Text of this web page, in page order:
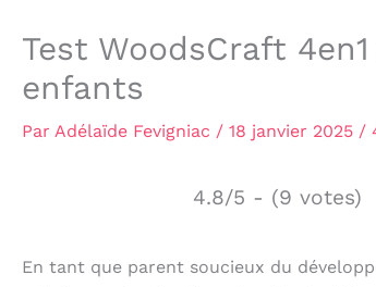
Test WoodsCraft
enfants
Par Adélaïde Fevigniac / 18 janvier 2025 /
4.8/5 - (9 votes)
En tant que parent soucieux du